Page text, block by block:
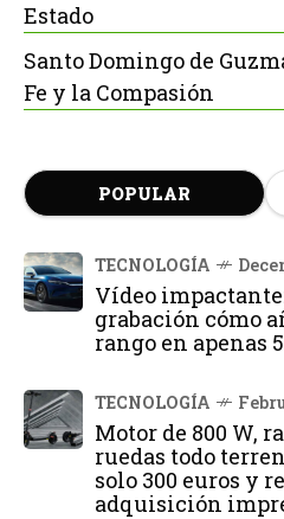
Estado
Santo Domingo de
Fe y la Compasión
POPULAR
TECNOLOGÍA
Vídeo
grabación cómo
rango en apenas
TECNOLOGÍA
Motor de 800 W,
ruedas todo
solo 300 euros y
adquisición